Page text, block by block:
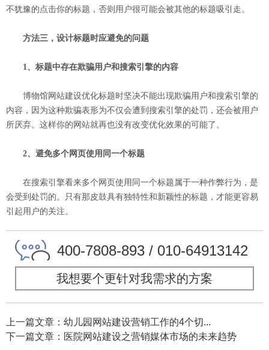
不犹豫的点击你的标题，否则用户很可能会被其他的标题吸引走。
方法三，设计标题时应避免的问题
1、标题中存在欺骗用户和搜索引擎的内容
博物馆网站建设优化标题时坚决不能出现欺骗用户和搜索引擎的
内容，因为这种欺骗表形为不仅会遭到搜索引擎的处罚，还会被用户
所厌弃。这样你的网站就再也没有改变优化效果的可能了。
2、避免多个网页使用同一个标题
在搜索引擎看来多个网页使用同一个标题属于一种作弊行为，是
会受到处罚的。只有那皮鼓具有独特性和新颖性的标题，才能更容易
引起用户的关注。
400-7808-893 / 010-64913142
我想要个更针对我需求的方案
上一篇文章：幼儿园网站建设营销工作的4个切...
下一篇文章：医院网站建设之营销媒体市场的未来趋势